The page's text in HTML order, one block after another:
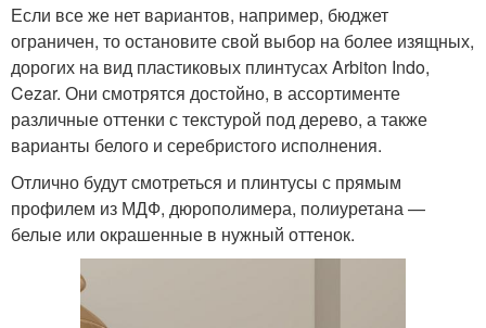
Если все же нет вариантов, например, бюджет
ограничен, то остановите свой выбор на более изящных,
дорогих на вид пластиковых плинтусах Arbiton Indo,
Cezar. Они смотрятся достойно, в ассортименте
различные оттенки с текстурой под дерево, а также
варианты белого и серебристого исполнения.
Отлично будут смотреться и плинтусы с прямым
профилем из МДФ, дюрополимера, полиуретана —
белые или окрашенные в нужный оттенок.